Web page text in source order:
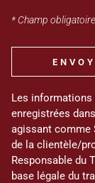
* Champ obligatoire
Les
enregistrées
agissant comme
de la clientèle/
Responsable du
base légale du